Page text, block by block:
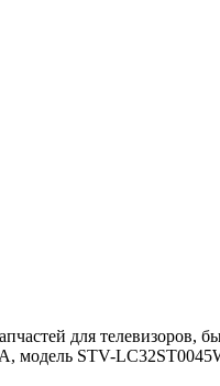
для телевизоров,
модель STV-